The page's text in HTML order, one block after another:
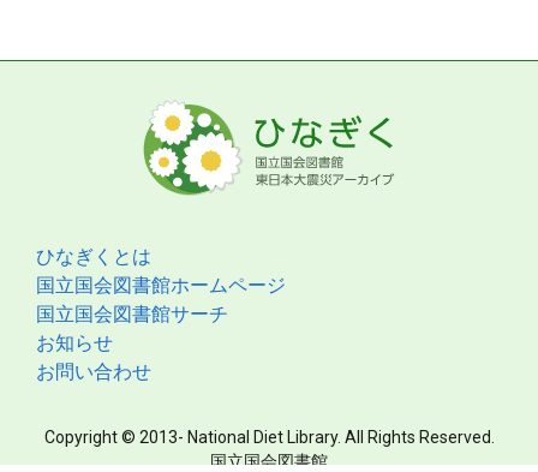
ひなぎくとは
国立国会図書館ホームページ
国立国会図書館サーチ
お知らせ
お問い合わせ
Copyright © 2013- National Diet Library. All Rights Reserved.